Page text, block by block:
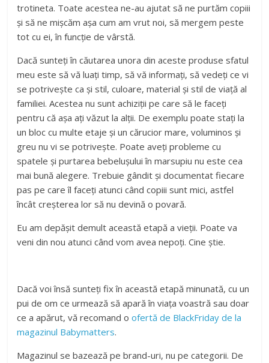
trotineta. Toate acestea ne-au ajutat să ne purtăm copiii
și să ne mișcăm așa cum am vrut noi, să mergem peste
tot cu ei, în funcție de vârstă.
Dacă sunteți în căutarea unora din aceste produse sfatul
meu este să vă luați timp, să vă informați, să vedeți ce vi
se potrivește ca și stil, culoare, material și stil de viață al
familiei. Acestea nu sunt achiziții pe care să le faceți
pentru că așa ați văzut la alții. De exemplu poate stați la
un bloc cu multe etaje și un cărucior mare, voluminos și
greu nu vi se potrivește. Poate aveți probleme cu
spatele și purtarea bebelușului în marsupiu nu este cea
mai bună alegere. Trebuie gândit și documentat fiecare
pas pe care îl faceți atunci când copiii sunt mici, astfel
încât creșterea lor să nu devină o povară.
Eu am depășit demult această etapă a vieții. Poate va
veni din nou atunci când vom avea nepoți. Cine știe.
Dacă voi însă sunteți fix în această etapă minunată, cu un
pui de om ce urmează să apară în viața voastră sau doar
ce a apărut, vă recomand oofertă de BlackFriday de la
magazinul Babymatters.
Magazinul se bazează pe brand-uri, nu pe categorii. De